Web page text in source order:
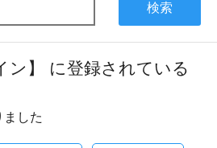
検索
ン】 に登録されている
した